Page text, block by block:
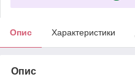
Опис Характеристики
Опис